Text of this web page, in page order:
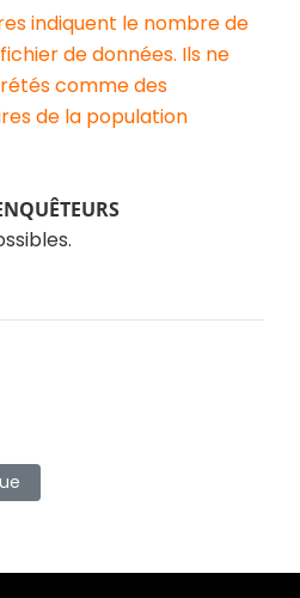
indiquent le nombre de
de données. Ils ne
comme des
de la population